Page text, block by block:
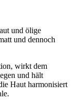
und ölige
und dennoch
wirkt dem
und hält
Haut harmonisiert